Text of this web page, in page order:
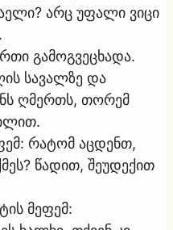
არც უფალი ვიცი
გამოგვეცხადა.
სავალზე და
ღმერთს, თორემ
რატომ აცდენთ,
წადით, შეუდექით
მეფემ: